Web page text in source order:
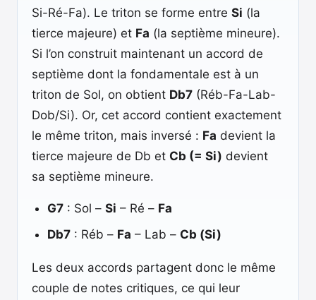
Si-Ré-Fa). Le triton se forme entre Si (la
tierce majeure) et Fa (la septième mineure).
Si l’on construit maintenant un accord de
septième dont la fondamentale est à un
triton de Sol, on obtient Db7 (Réb-Fa-Lab-
Dob/Si). Or, cet accord contient exactement
le même triton, mais inversé : Fa devient la
tierce majeure de Db et Cb (= Si) devient
sa septième mineure.
G7 : Sol – Si – Ré – Fa
Db7 : Réb – Fa – Lab – Cb (Si)
Les deux accords partagent donc le même
couple de notes critiques, ce qui leur